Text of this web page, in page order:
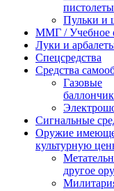
пистолеты
Пульки и
ММГ / Учебное
Луки и
Спецсредства
Средства
Газовые
Сигнальные
Оружие
культурную
другое